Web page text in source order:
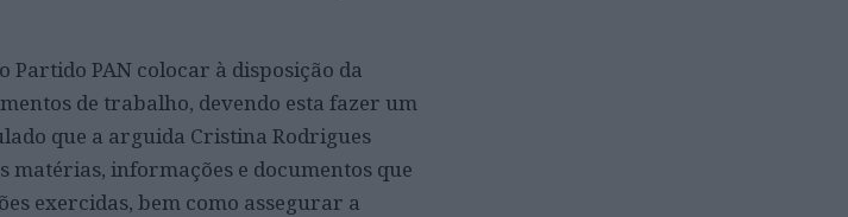
PAN colocar à disposição da
de trabalho, devendo esta fazer um
que a arguida Cristina Rodrigues
informações e documentos que
exercidas, bem como assegurar a